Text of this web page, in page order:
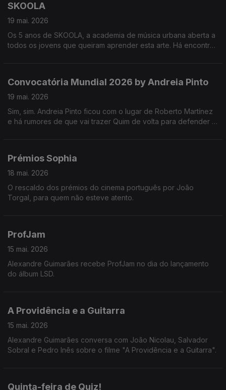
SKOOLA
19 mai. 2026
Os 5 anos de SKOOLA, a academia de música urbana aberta a
todos os jovens que queiram aprender esta arte. Há encontro
Convocatória Mundial 2026 by Andreia Pinto
19 mai. 2026
Sim, sim. Andreia Pinto ficou com o lugar de Roberto Martínez
e há rumores de que vai trazer Quim de volta para defender a
Prémios Sophia
18 mai. 2026
O rescaldo dos prémios do cinema português por João
Torgal, para quem não esteve atento.
ProfJam
15 mai. 2026
Alexandre Guimarães recebe ProfJam no dia do lançamento
do álbum LSD.
A Providência e a Guitarra
15 mai. 2026
Alexandre Guimarães conversa com João Nicolau, Salvador
Sobral e Pedro Inês sobre o filme "A Providência e a Guitarra".
Quinta-feira de Quiz!